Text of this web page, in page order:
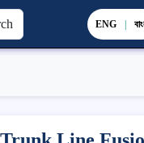
ENG |